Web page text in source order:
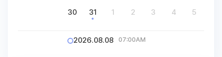
30 31 1 2 3 4 5
2026.08.08 07:00AM